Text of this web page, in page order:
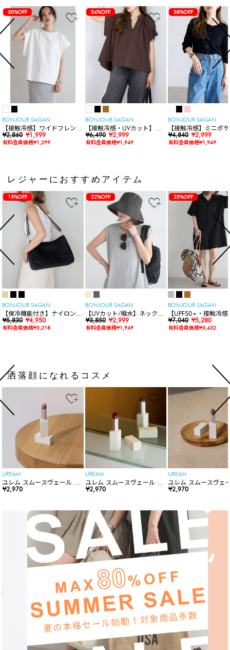
30%OFF
BONJOUR SAGAN
【接触冷感】ワイドフレンチ
スリーブTシャツ
¥2,860 ¥1,999
有料会員価格¥1,299
54%OFF
BONJOUR SAGAN
【接触冷感・UVカット】シ
ャーリングスキッパートップ
ス
¥6,490 ¥2,999
有料会員価格¥1,949
38%OFF
BONJOUR SAGAN
【接触冷感】ミニポ
袖ニットカーディガン
¥4,840 ¥2,999
有料会員価格¥1,949
レジャーにおすすめアイテム
15%OFF
BONJOUR SAGAN
【保冷機能付き】ナイロンシ
ョルダーバッグ
¥5,830 ¥4,950
有料会員価格¥3,218
22%OFF
BONJOUR SAGAN
【UVカット/撥水】ネックカ
バー付きワイドリムハット
¥3,850 ¥2,999
有料会員価格¥1,949
25%OFF
BONJOUR SAGAN
【UPF50+・接触冷感
水】【水陸両用】ラ
ードロンパース
¥7,040 ¥5,280
有料会員価格¥3,432
洒落顔になれるコスメ
UREAM
ユレム スムースヴェール リ
ップスティック
¥2,970
UREAM
ユレム スムースヴェール リ
ップスティック
¥2,970
UREAM
ユレム スムースヴェ
ップスティック
¥2,970